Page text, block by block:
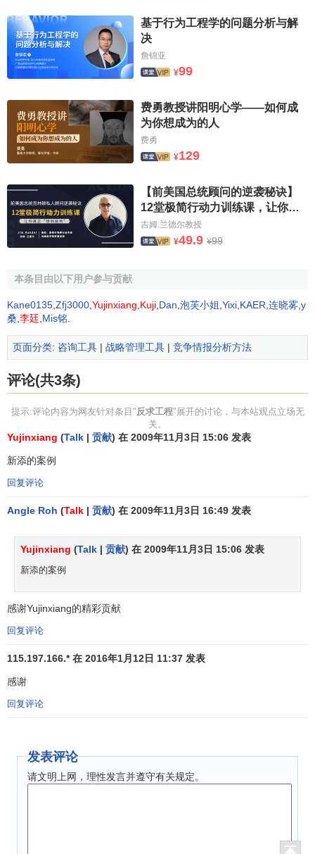
标,是评价反求设计产品质量的主要技术参数之一.科学合理地
进行精度分配,对提高产品的装配精度
确定产品中零件的材料通过零件的外观比较,重量测量,力
的物理性能,化学成分,热处理等情况进行全面鉴定,在此基础
上,遵循立足国内的方针,考虑资源及成本,选择合用的国产材
料,或参照同类产品的材料牌号,选择满足力学性能及化学性能
的国有材料代用.
确定产品的工作性能 针对产品的工作特点机器主要性能
进行试验测定,反计算和深入地分析,了解产品的设计准则和设
计规范,并提出改进措施.
从美学原则,顾客需求心里,
确定产品的维护与管理 分析产品的维护和
重要零部件及易损零部件,有助于维修及设计的改进和创新.
反求工程（逆向工程）的作用及应用领域
反求工程（逆向工程）是近年来发展起来的消化，吸收
和提高先进技术的一系列分析方法和应用技术的组合，其主
要目的是为了改善技术水平，提高生产率，增强经济
力。世界各国在经济技术发展中，应用反求工程消化吸收先
进技术经验，给人们有益的启示。据
可使产品研制周期缩短百分之四十以上，极大提高了生产
技术水平的提高，具有重大的意义。
反求工程（逆向工程）的应用领域大致可分为以下几种
情况：
图纸或CAD模型，并以此为依据利用快速成型技术
个相同的零件原型。
当要设计需要通过实验测试才能定型的工件模型时，通
过各种性能测试（如风洞实验等）建立符合要求的产品模
型，这类零件一般具有复杂的自由曲面外型，最终的实验模
用真实比例的木制或泥塑模型来评估设计的美学效果，而不
基于行为工程学的问题分析与解
决
詹锦亚
¥99
费勇教授讲阳明心学——如何成
为你想成为的人
费勇
¥129
【前美国总统顾问的逆袭秘诀】
12堂极简行动力训练课，让你真
正“说到做到”
吉姆.兰德尔教授
¥49.9 ¥99
本条目由以下用户参与贡献
Kane0135 Zfj3000 Yujinxiang Kuji Dan 泡芙小姐 Yixi KAER 连晓雾 y
桑 李廷 Mis铭
页面分类: 咨询工具 | 战略管理工具 | 竞争情报分析方法
评论(共3条)
提示:评论内容为网友针对条目" 反求工程"展开的讨论，与本站观点立场无
关。
Yujinxiang (Talk | 贡献) 在 2009年11月3日 15:06 发表
新添的案例
回复评论
Angle Roh (Talk | 贡献) 在 2009年11月3日 16:49 发表
Yujinxiang (Talk | 贡献) 在 2009年11月3日 15:06 发表
新添的案例
感谢Yujinxiang的精彩贡献
回复评论
115.197.166.* 在 2016年1月12日 11:37 发表
感谢
回复评论
发表评论
请文明上网，理性发言并遵守有关规定。